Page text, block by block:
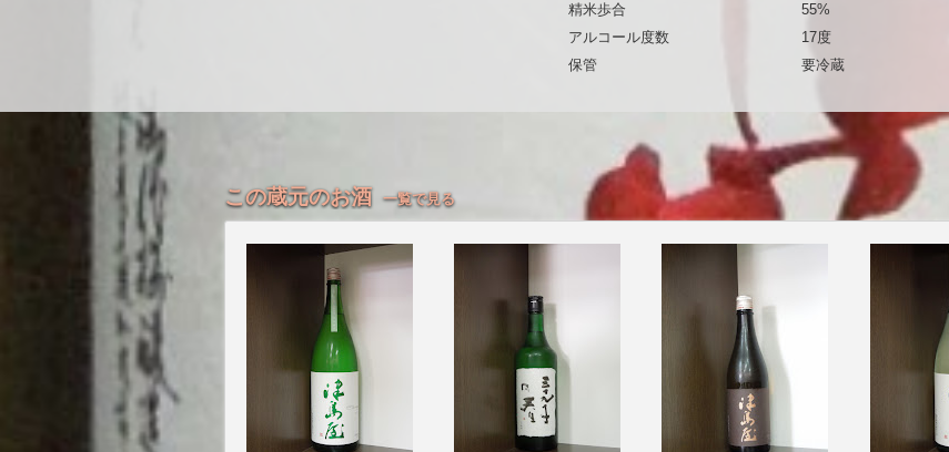
精米歩合
55%
アルコール度数
17度
保管
要冷蔵
この蔵元のお酒 一覧で見る